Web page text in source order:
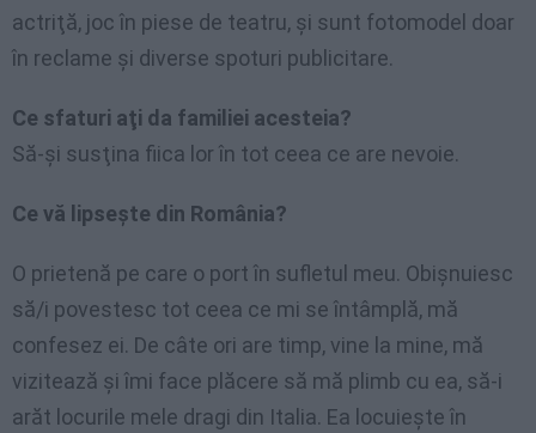
actriţă, joc în piese de teatru, şi sunt fotomodel doar
în reclame şi diverse spoturi publicitare.
Ce sfaturi aţi da familiei acesteia?
Să-şi susţina fiica lor în tot ceea ce are nevoie.
Ce vă lipseşte din România?
O prietenă pe care o port în sufletul meu. Obişnuiesc
să/i povestesc tot ceea ce mi se întâmplă, mă
confesez ei. De câte ori are timp, vine la mine, mă
vizitează şi îmi face plăcere să mă plimb cu ea, să-i
arăt locurile mele dragi din Italia. Ea locuieşte în